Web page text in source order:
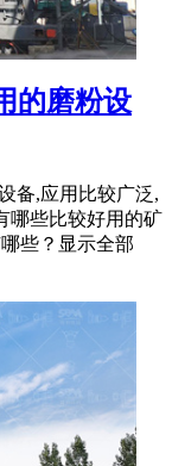
的磨粉设
备,应用比较广泛,
哪些比较好用的矿
些？显示全部